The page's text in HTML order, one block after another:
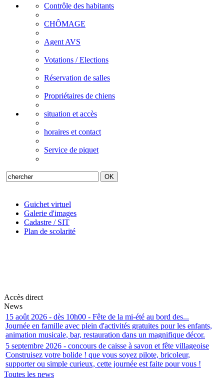
Contrôle des habitants
CHÔMAGE
Agent AVS
Votations / Elections
Réservation de salles
Propriétaires de chiens
situation et accès
horaires et contact
Service de piquet
Guichet virtuel
Galerie d'images
Cadastre / SIT
Plan de scolarité
Accès direct
News
15 août 2026 - dès 10h00 - Fête de la mi-été au bord des...
Journée en famille avec plein d'activités gratuites pour les enfants,
animation musicale, bar, restauration dans un magnifique décor.
5 septembre 2026 - concours de caisse à savon et fête villageoise
Construisez votre bolide ! que vous soyez pilote, bricoleur,
supporter ou simple curieux, cette journée est faite pour vous !
Toutes les news